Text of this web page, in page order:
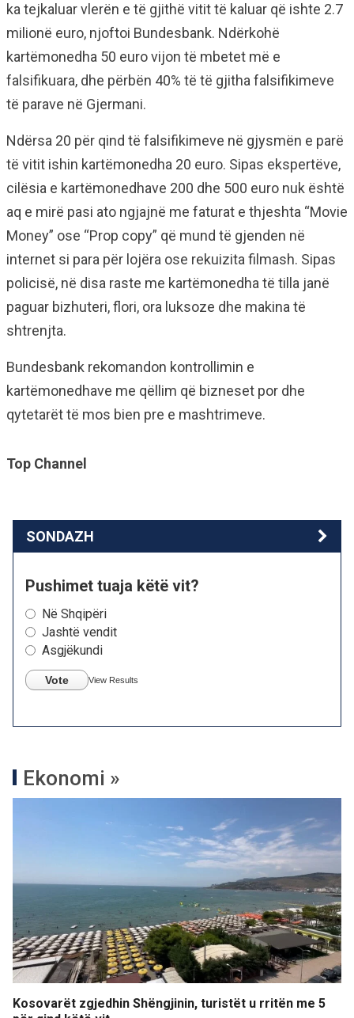
ka tejkaluar vlerën e të gjithë vitit të kaluar që ishte 2.7
milionë euro, njoftoi Bundesbank. Ndërkohë
kartëmonedha 50 euro vijon të mbetet më e
falsifikuara, dhe përbën 40% të të gjitha falsifikimeve
të parave në Gjermani.
Ndërsa 20 për qind të falsifikimeve në gjysmën e parë
të vitit ishin kartëmonedha 20 euro. Sipas ekspertëve,
cilësia e kartëmonedhave 200 dhe 500 euro nuk është
aq e mirë pasi ato ngjajnë me faturat e thjeshta “Movie
Money” ose “Prop copy” që mund të gjenden në
internet si para për lojëra ose rekuizita filmash. Sipas
policisë, në disa raste me kartëmonedha të tilla janë
paguar bizhuteri, flori, ora luksoze dhe makina të
shtrenjta.
Bundesbank rekomandon kontrollimin e
kartëmonedhave me qëllim që bizneset por dhe
qytetarët të mos bien pre e mashtrimeve.
Top Channel
SONDAZH
Pushimet tuaja këtë vit?
Në Shqipëri
Jashtë vendit
Asgjëkundi
Vote View Results
Ekonomi »
Kosovarët zgjedhin Shëngjinin, turistët u rritën me 5